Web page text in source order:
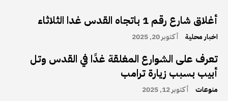
أغلاق شارع رقم 1 باتجاه القدس غدا الثلاثاء
اخبار محلية أكتوبر 20, 2025
تعرف على الشوارع المغلقة غدًا في القدس وتل
أبيب بسبب زيارة ترامب
منوعات أكتوبر 12, 2025